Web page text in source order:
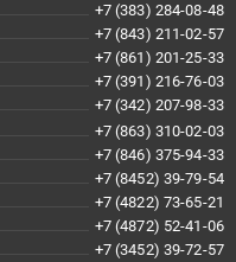
+7 (383) 284-08-48
+7 (843) 211-02-57
+7 (861) 201-25-33
+7 (391) 216-76-03
+7 (342) 207-98-33
+7 (863) 310-02-03
+7 (846) 375-94-33
+7 (8452) 39-79-54
+7 (4822) 73-65-21
+7 (4872) 52-41-06
+7 (3452) 39-72-57